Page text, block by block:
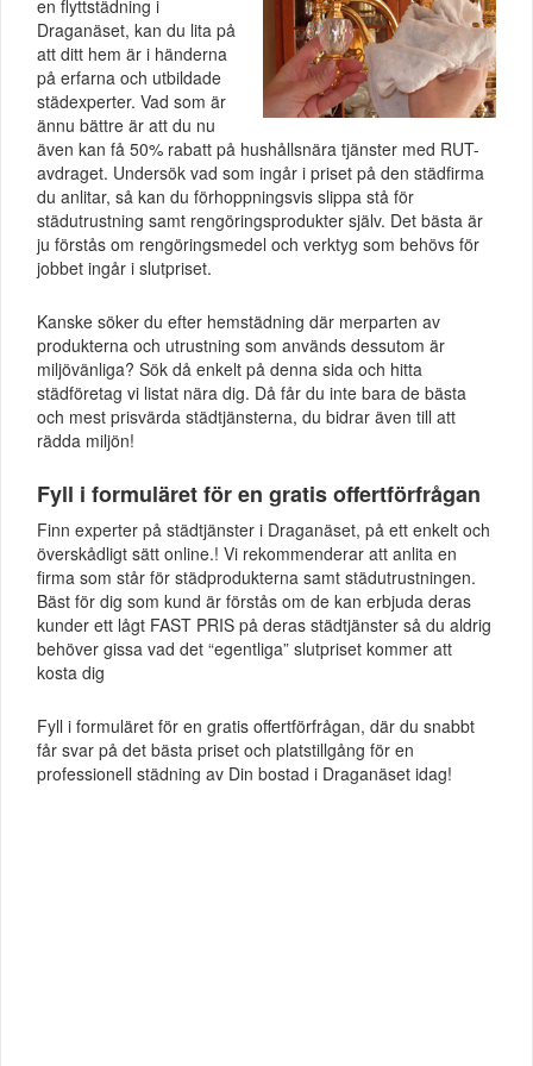
en flyttstädning i
Draganäset, kan du lita på
att ditt hem är i händerna
på erfarna och utbildade
städexperter. Vad som är
ännu bättre är att du nu
även kan få 50% rabatt på hushållsnära tjänster med RUT-
avdraget. Undersök vad som ingår i priset på den städfirma
du anlitar, så kan du förhoppningsvis slippa stå för
städutrustning samt rengöringsprodukter själv. Det bästa är
ju förstås om rengöringsmedel och verktyg som behövs för
jobbet ingår i slutpriset.
Kanske söker du efter hemstädning där merparten av
produkterna och utrustning som används dessutom är
miljövänliga? Sök då enkelt på denna sida och hitta
städföretag vi listat nära dig. Då får du inte bara de bästa
och mest prisvärda städtjänsterna, du bidrar även till att
rädda miljön!
Fyll i formuläret för en gratis offertförfrågan
Finn experter på städtjänster i Draganäset, på ett enkelt och
överskådligt sätt online.! Vi rekommenderar att anlita en
firma som står för städprodukterna samt städutrustningen.
Bäst för dig som kund är förstås om de kan erbjuda deras
kunder ett lågt FAST PRIS på deras städtjänster så du aldrig
behöver gissa vad det “egentliga” slutpriset kommer att
kosta dig
Fyll i formuläret för en gratis offertförfrågan, där du snabbt
får svar på det bästa priset och platstillgång för en
professionell städning av Din bostad i Draganäset idag!